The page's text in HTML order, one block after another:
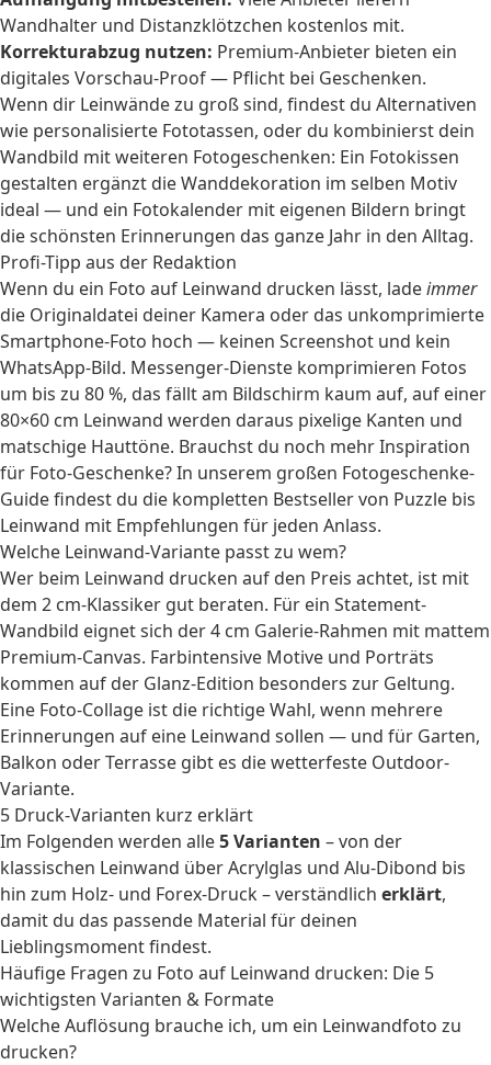
Wandhalter und Distanzklötzchen kostenlos mit.
Korrekturabzug nutzen: Premium-Anbieter bieten ein
digitales Vorschau-Proof — Pflicht bei Geschenken.
Wenn dir Leinwände zu groß sind, findest du Alternativen
wie personalisierte Fototassen, oder du kombinierst dein
Wandbild mit weiteren Fotogeschenken: Ein Fotokissen
gestalten ergänzt die Wanddekoration im selben Motiv
ideal — und ein Fotokalender mit eigenen Bildern bringt
die schönsten Erinnerungen das ganze Jahr in den Alltag.
Profi-Tipp aus der Redaktion
Wenn du ein Foto auf Leinwand drucken lässt, ladeimmer
die Originaldatei deiner Kamera oder das unkomprimierte
Smartphone-Foto hoch — keinen Screenshot und kein
WhatsApp-Bild. Messenger-Dienste komprimieren Fotos
um bis zu 80 %, das fällt am Bildschirm kaum auf, auf einer
80×60 cm Leinwand werden daraus pixelige Kanten und
matschige Hauttöne. Brauchst du noch mehr Inspiration
für Foto-Geschenke? In unserem großen Fotogeschenke-
Guidefindest du die kompletten Bestseller von Puzzle bis
Leinwand mit Empfehlungen für jeden Anlass.
Welche Leinwand-Variante passt zu wem?
Wer beim Leinwand drucken auf den Preis achtet, ist mit
dem 2 cm-Klassiker gut beraten. Für ein Statement-
Wandbild eignet sich der 4 cm Galerie-Rahmen mit mattem
Premium-Canvas. Farbintensive Motive und Porträts
kommen auf der Glanz-Edition besonders zur Geltung.
Eine Foto-Collage ist die richtige Wahl, wenn mehrere
Erinnerungen auf eine Leinwand sollen — und für Garten,
Balkon oder Terrasse gibt es die wetterfeste Outdoor-
Variante.
5 Druck-Varianten kurz erklärt
Im Folgenden werden alle5 Varianten – von der
klassischen Leinwand über Acrylglas und Alu-Dibond bis
hin zum Holz- und Forex-Druck – verständlich erklärt,
damit du das passende Material für deinen
Lieblingsmoment findest.
Häufige Fragen zu Foto auf Leinwand drucken: Die 5
wichtigsten Varianten & Formate
Welche Auflösung brauche ich, um ein Leinwandfoto zu
drucken?